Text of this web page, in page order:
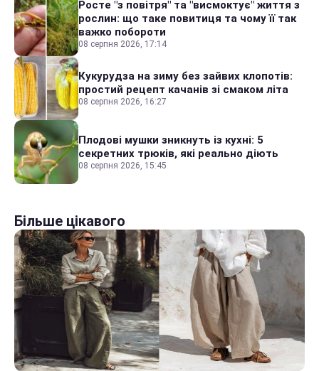
Росте "з повітря" та "висмоктує" життя з
рослин: що таке повитиця та чому її так
важко побороти
08 серпня 2026, 17:14
Кукурудза на зиму без зайвих клопотів:
простий рецепт качанів зі смаком літа
08 серпня 2026, 16:27
Плодові мушки зникнуть із кухні: 5
секретних трюків, які реально діють
08 серпня 2026, 15:45
Більше цікавого